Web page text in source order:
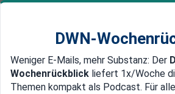
Newsticker MEIN DWN:
Edelmetalle DWN-Magazin
DWN-
Weniger E-Mails, mehr Substanz: Der
Wochenrückblick liefert 1x/Woche
Themen kompakt als Podcast. Für